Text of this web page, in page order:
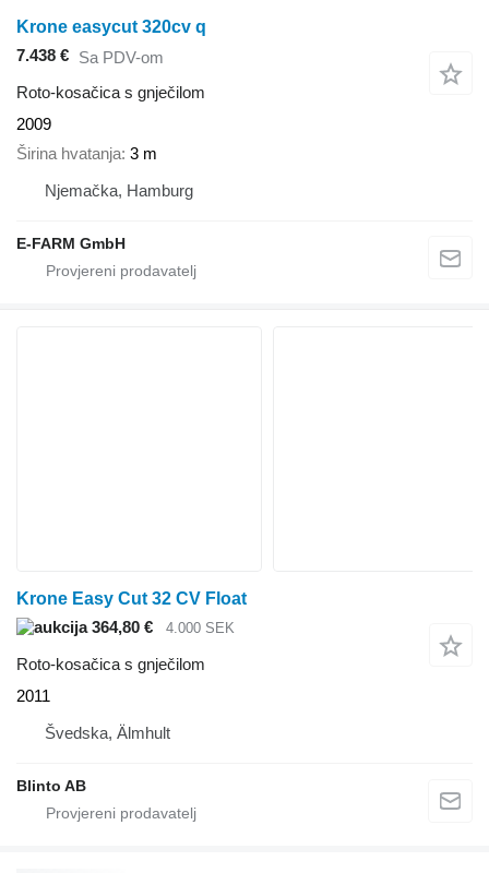
Krone easycut 320cv q
7.438 € Sa PDV-om
Roto-kosačica s gnječilom
2009
Širina hvatanja 3 m
Njemačka, Hamburg
E-FARM GmbH
Krone Easy Cut 32 CV Float
364,80 €
4.000 SEK
Roto-kosačica s gnječilom
2011
Švedska, Älmhult
Blinto AB